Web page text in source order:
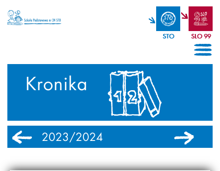
STO SLO 99
Kronika
2023/2024 2022/2023